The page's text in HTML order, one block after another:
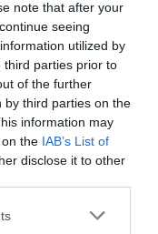
note that after your
seeing
utilized by
third parties prior to
of the further
by third parties on the
information may
the IAB’s List of
disclose it to other